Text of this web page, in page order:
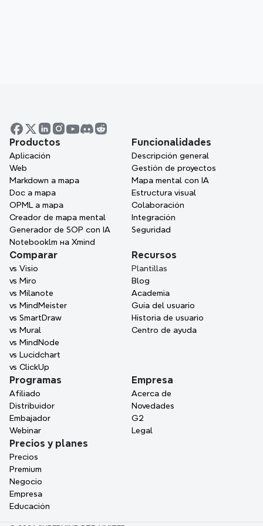
pensamiento con Xmind.
Dirige con estructura, colabora con
claridad y da vida a tus planes de
proyecto - visualmente.
Consigue Xmind gratis
Pedir demo
No se requiere tarjeta de crédito · Funciona en la
web, en el escritorio y en dispositivos móviles.
Productos
Aplicación
Web
Markdown a mapa
Doc a mapa
OPML a mapa
Creador de mapa mental
Generador de SOP con IA
Notebooklm на Xmind
Funcionalidades
Descripción general
Gestión de proyectos
Mapa mental con IA
Estructura visual
Colaboración
Integración
Seguridad
Comparar
vs Visio
vs Miro
vs Milanote
vs MindMeister
vs SmartDraw
vs Mural
vs MindNode
vs Lucidchart
vs ClickUp
Recursos
Plantillas
Blog
Academia
Guía del usuario
Historia de usuario
Centro de ayuda
Programas
Afiliado
Distribuidor
Embajador
Webinar
Empresa
Acerca de
Novedades
G2
Legal
Precios y planes
Precios
Premium
Negocio
Empresa
Educación